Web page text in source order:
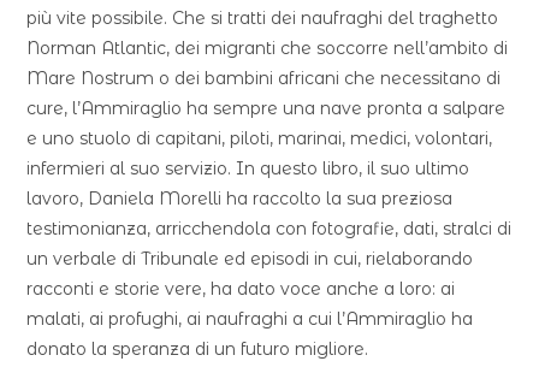
più vite possibile. Che si tratti dei naufraghi del traghetto
Norman Atlantic, dei migranti che soccorre nell’ambito di
Mare Nostrum o dei bambini africani che necessitano di
cure, l’Ammiraglio ha sempre una nave pronta a salpare
e uno stuolo di capitani, piloti, marinai, medici, volontari,
infermieri al suo servizio. In questo libro, il suo ultimo
lavoro, Daniela Morelli ha raccolto la sua preziosa
testimonianza, arricchendola con fotografie, dati, stralci di
un verbale di Tribunale ed episodi in cui, rielaborando
racconti e storie vere, ha dato voce anche a loro: ai
malati, ai profughi, ai naufraghi a cui l’Ammiraglio ha
donato la speranza di un futuro migliore.